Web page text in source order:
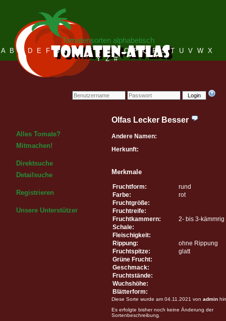
Login
Tomatensorten alphabetisch
A B C D E F G H I J K L M N O P Q R S T U V W X
Y Z #
Alles Tomate?
Mitmachen!
Direktsuche
Detailsuche
Registrieren
Unsere Unterstützer
Olfas Lecker Besser
Andere Namen:
Herkunft:
Merkmale
Fruchtform:
rund
Farbe:
rot
Fruchtgröße:
Fruchtreife:
Fruchtkammern:
2- bis 3-kämmrig
Schale:
Fleischigkeit:
Rippung:
ohne Rippung
Fruchtspitze:
glatt
Grüne Frucht:
Geschmack:
Fruchtstände:
Wuchshöhe:
Blätterform:
Diese Sorte wurde am 04.11.2021 von admin
Es erfolgte bisher noch keine Änderung der
Sortenbeschreibung.